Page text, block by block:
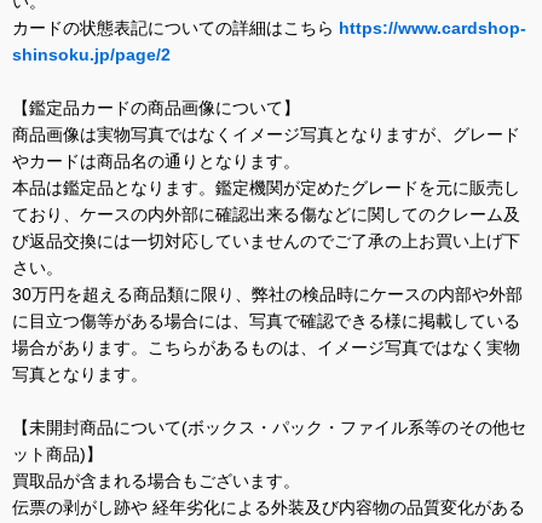
カードの状態表記についての詳細はこちら https://www.cardshop-
shinsoku.jp/page/2
【鑑定品カードの商品画像について】
商品画像は実物写真ではなくイメージ写真となりますが、グレード
やカードは商品名の通りとなります。
本品は鑑定品となります。鑑定機関が定めたグレードを元に販売し
ており、ケースの内外部に確認出来る傷などに関してのクレーム及
び返品交換には一切対応していませんのでご了承の上お買い上げ下
さい。
30万円を超える商品類に限り、弊社の検品時にケースの内部や外部
に目立つ傷等がある場合には、写真で確認できる様に掲載している
場合があります。こちらがあるものは、イメージ写真ではなく実物
写真となります。
【未開封商品について(ボックス・パック・ファイル系等のその他セ
ット商品)】
買取品が含まれる場合もございます。
伝票の剥がし跡や 経年劣化による外装及び内容物の品質変化がある